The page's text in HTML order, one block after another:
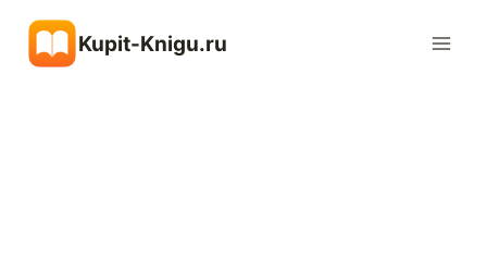
содержимому
Kupit-Knigu.ru